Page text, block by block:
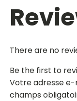
There are no
Be the first to
Votre adresse e-
champs